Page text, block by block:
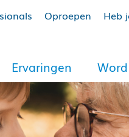
Oproepen Heb
Ervaringen